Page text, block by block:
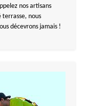
nos artisans
terrasse, nous
décevrons jamais !